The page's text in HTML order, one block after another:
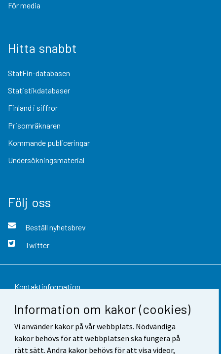
Information om kakor (cookies)
Vi använder kakor på vår webbplats. Nödvändiga
kakor behövs för att webbplatsen ska fungera på
rätt sätt. Andra kakor behövs för att visa videor,
För media
Hitta snabbt
StatFin-databasen
Statistikdatabaser
Finland i siffror
Prisomräknaren
Kommande publiceringar
Undersökningsmaterial
Följ oss
Beställ nyhetsbrev
Twitter
Kontaktinformation
Respons
Användarvillkor
Dataskydd